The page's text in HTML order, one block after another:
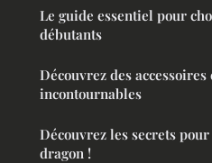
Le guide essentiel pour
débutants
Découvrez des
incontournables
Découvrez les secrets
dragon !